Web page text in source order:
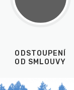
ODSTOUPENÍ
OD SMLOUVY